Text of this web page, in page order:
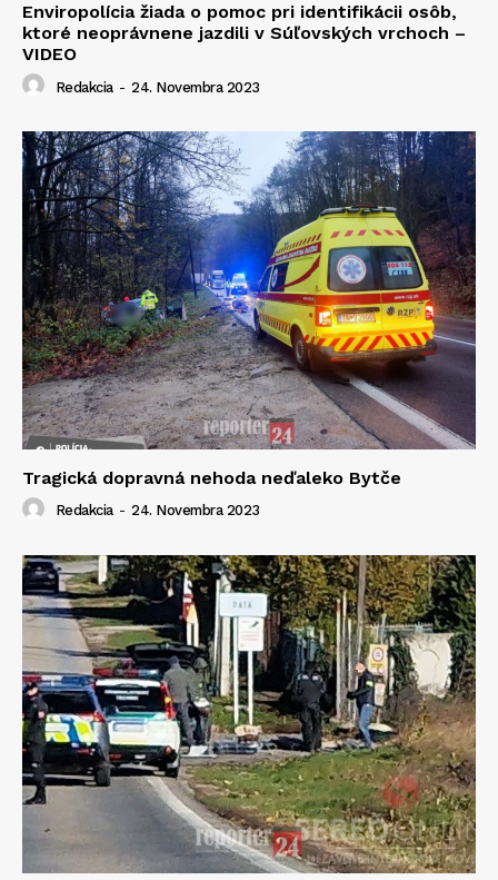
Enviropolícia žiada o pomoc pri identifikácii osôb,
ktoré neoprávnene jazdili v Súľovských vrchoch –
VIDEO
Redakcia - 24. Novembra 2023
Tragická dopravná nehoda neďaleko Bytče
Redakcia - 24. Novembra 2023